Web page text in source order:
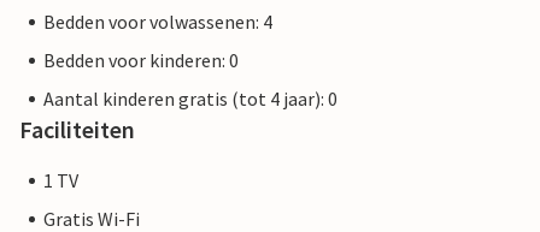
Bedden voor volwassenen: 4
Bedden voor kinderen: 0
Aantal kinderen gratis (tot 4 jaar): 0
Faciliteiten
1 TV
Gratis Wi-Fi